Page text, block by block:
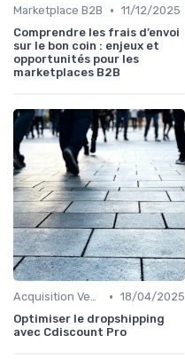
Marketplace B2B • 11/12/2025
Comprendre les frais d’envoi
sur le bon coin : enjeux et
opportunités pour les
marketplaces B2B
Acquisition Vendeurs • 18/04/2025
Optimiser le dropshipping
avec Cdiscount Pro